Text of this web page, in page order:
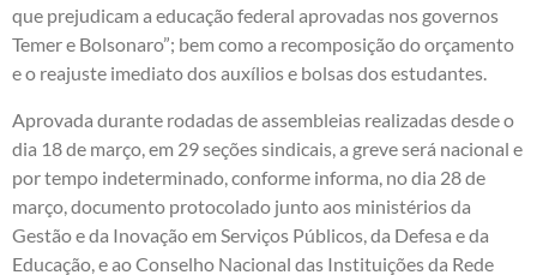
que prejudicam a educação federal aprovadas nos governos
Temer e Bolsonaro”; bem como a recomposição do orçamento
e o reajuste imediato dos auxílios e bolsas dos estudantes.
Aprovada durante rodadas de assembleias realizadas desde o
dia 18 de março, em 29 seções sindicais, a greve será nacional e
por tempo indeterminado, conforme informa, no dia 28 de
março, documento protocolado junto aos ministérios da
Gestão e da Inovação em Serviços Públicos, da Defesa e da
Educação, e ao Conselho Nacional das Instituições da Rede